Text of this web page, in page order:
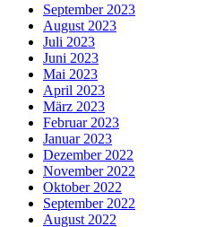
September 2023
August 2023
Juli 2023
Juni 2023
Mai 2023
April 2023
März 2023
Februar 2023
Januar 2023
Dezember 2022
November 2022
Oktober 2022
September 2022
August 2022